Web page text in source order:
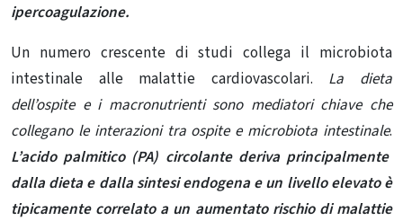
ipercoagulazione.
Un numero crescente di studi collega il microbiota
intestinale alle malattie cardiovascolari. La dieta
dell’ospite e i macronutrienti sono mediatori chiave che
collegano le interazioni tra ospite e microbiota intestinale.
L’acido palmitico (PA) circolante deriva principalmente
dalla dieta e dalla sintesi endogena e un livello elevato è
tipicamente correlato a un aumentato rischio di malattie